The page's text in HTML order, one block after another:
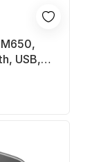
USB,